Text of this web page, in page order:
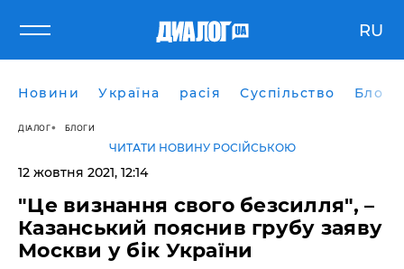
RU
Новини Україна расія Суспільство Блоги
ДІАЛОГ БЛОГИ
ЧИТАТИ НОВИНУ РОСІЙСЬКОЮ
12 жовтня 2021, 12:14
"Це визнання свого безсилля", –
Казанський пояснив грубу заяву
Москви у бік України